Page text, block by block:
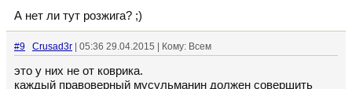
А нет ли тут розжига? ;)
#9 Crusad3r | 05:36 29.04.2015 | Кому: Всем
это у них не от коврика.
каждый правоверный мусульманин должен совершить